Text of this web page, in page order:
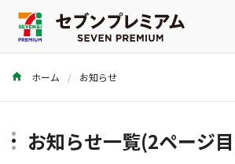
商品を探す
ホーム お知らせ
お知らせ一覧(2ページ